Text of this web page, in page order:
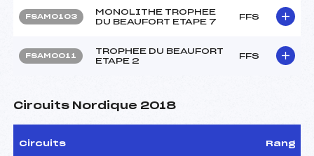
FSAM0103
MONOLITHE TROPHEE
DU BEAUFORT ETAPE 7
FFS
FSAM0011
TROPHEE DU BEAUFORT
ETAPE 2
FFS
Circuits Nordique 2018
Circuits Rang